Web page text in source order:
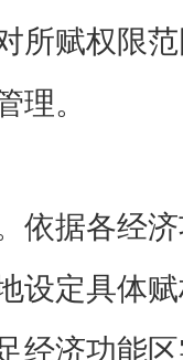
所赋权限
。
据各经济
设定具体
经济功能